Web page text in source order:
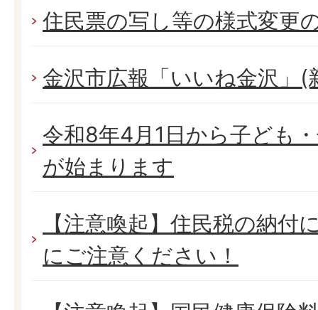
住民票の写し等の様式変更
金沢市広報「いいね金沢」(
令和8年4月1日から子ども
が始まります
【注意喚起】住民税の納付
にご注意ください！